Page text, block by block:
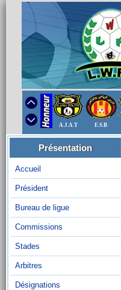
A.J.A.T E.S.B
Présentation
Accueil
Président
Bureau de ligue
Commissions
Stades
Arbitres
Désignations